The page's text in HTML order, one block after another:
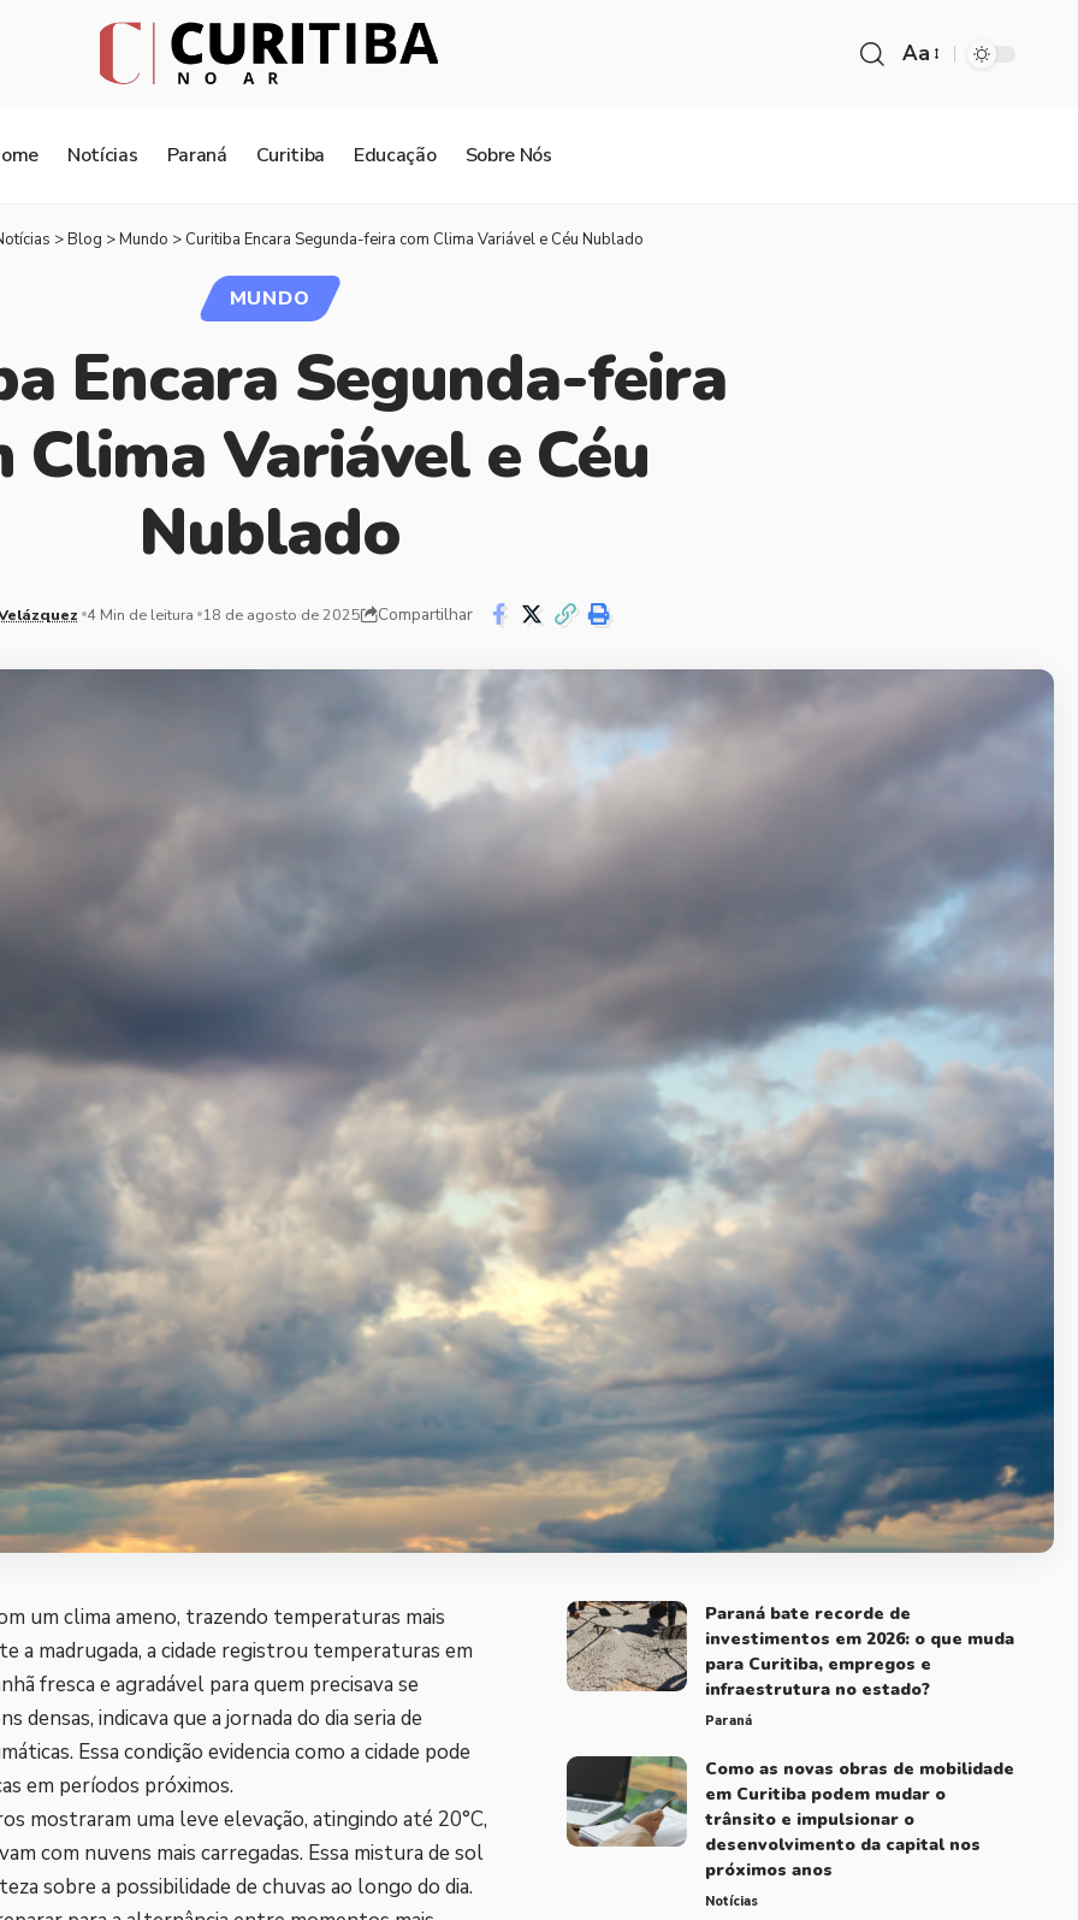
Aa
Notícias Paraná Curitiba Educação Sobre Nós
>Blog >Mundo > Curitiba Encara Segunda-feira com Clima Variável e Céu Nublado
MUNDO
Encara Segunda-feira
Clima Variável e Céu
Nublado
4 Min de leitura 18 de agosto de 2025 Compartilhar
um clima ameno, trazendo temperaturas mais
a madrugada, a cidade registrou temperaturas em
fresca e agradável para quem precisava se
densas, indicava que a jornada do dia seria de
Essa condição evidencia como a cidade pode
em períodos próximos.
mostraram uma leve elevação, atingindo até 20°C,
com nuvens mais carregadas. Essa mistura de sol
sobre a possibilidade de chuvas ao longo do dia.
Paraná bate recorde de
investimentos em 2026: o que muda
para Curitiba, empregos e
infraestrutura no estado?
Paraná
Como as novas obras de mobilidade
em Curitiba podem mudar o
trânsito e impulsionar o
desenvolvimento da capital nos
próximos anos
Notícias